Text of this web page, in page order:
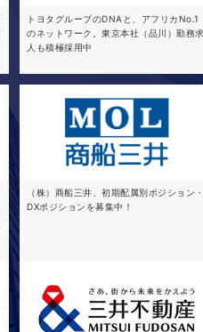
トヨタグループのDNAと、アフリカNo.1
のネットワーク。東京本社（品川）勤務
人も積極採用中
（株）商船三井、初期配属別ポジション
DXポジションを募集中！